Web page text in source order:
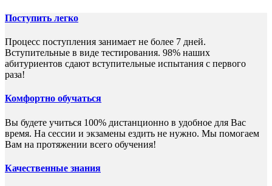
Поступить легко
Процесс поступления занимает не более 7 дней.
Вступительные в виде тестирования. 98% наших
абитуриентов сдают вступительные испытания с первого
раза!
Комфортно обучаться
Вы будете учиться 100% дистанционно в удобное для Вас
время. На сессии и экзамены ездить не нужно. Мы помогаем
Вам на протяжении всего обучения!
Качественные знания